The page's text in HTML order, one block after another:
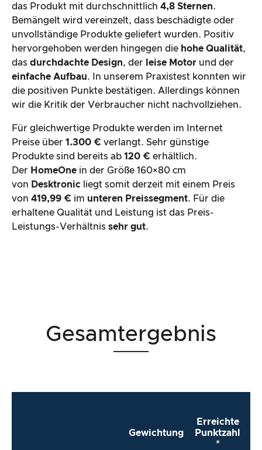
das Produkt mit durchschnittlich 4,8 Sternen.
Bemängelt wird vereinzelt, dass beschädigte oder
unvollständige Produkte geliefert wurden. Positiv
hervorgehoben werden hingegen die hohe Qualität,
das durchdachte Design, der leise Motor und der
einfache Aufbau. In unserem Praxistest konnten wir
die positiven Punkte bestätigen. Allerdings können
wir die Kritik der Verbraucher nicht nachvollziehen.
Für gleichwertige Produkte werden im Internet
Preise über 1.300 € verlangt. Sehr günstige
Produkte sind bereits ab 120 € erhältlich.
Der HomeOne in der Größe 160×80 cm
von Desktronic liegt somit derzeit mit einem Preis
von 419,99 € im unteren Preissegment. Für die
erhaltene Qualität und Leistung ist das Preis-
Leistungs-Verhältnis sehr gut.
Gesamtergebnis
Gewichtung
Erreichte
Punktzahl
*